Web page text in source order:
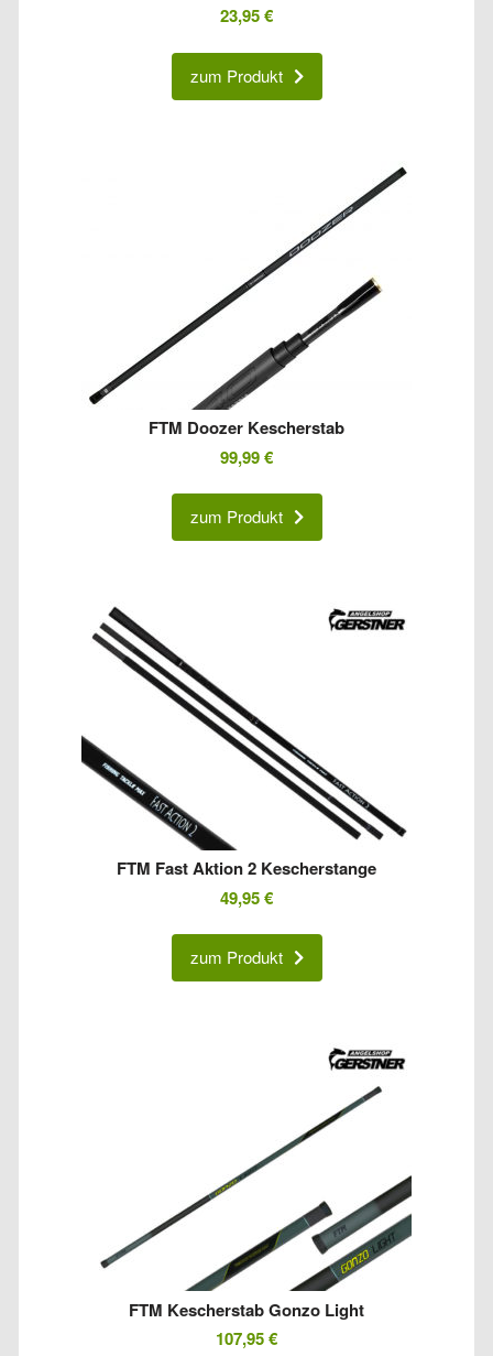
23,95€
zum Produkt
FTM Doozer Kescherstab
99,99€
zum Produkt
FTM Fast Aktion 2 Kescherstange
49,95€
zum Produkt
FTM Kescherstab Gonzo Light
107,95€